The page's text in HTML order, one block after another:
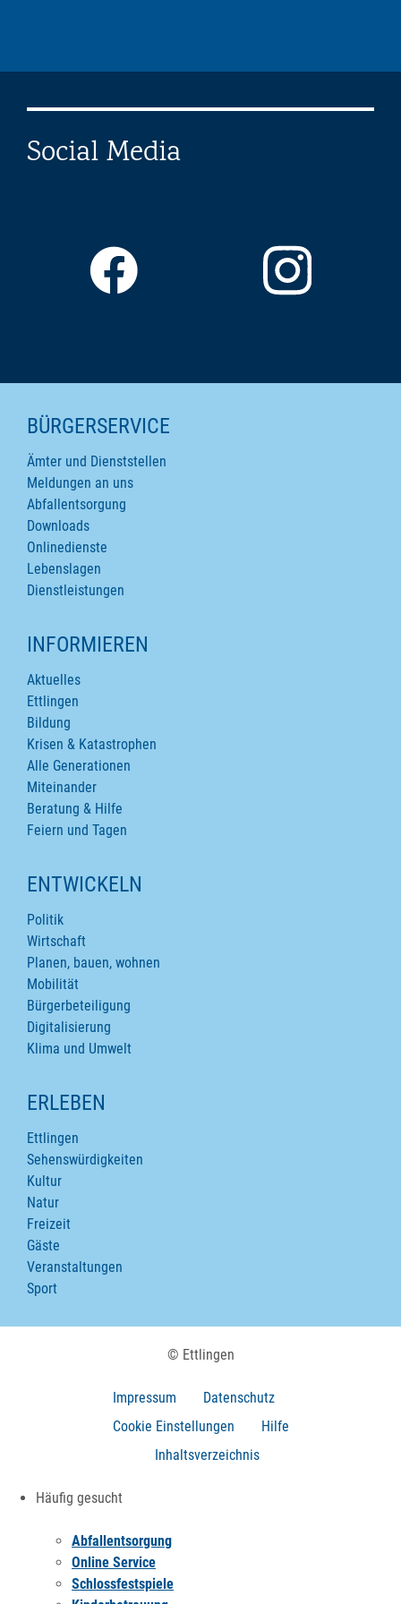
Social Media
SEITENINHALTE
BÜRGERSERVICE
Ämter und Dienststellen
Meldungen an uns
Abfallentsorgung
Downloads
Onlinedienste
Lebenslagen
Dienstleistungen
INFORMIEREN
Aktuelles
Ettlingen
Bildung
Krisen & Katastrophen
Alle Generationen
Miteinander
Beratung & Hilfe
Feiern und Tagen
ENTWICKELN
Politik
Wirtschaft
Planen, bauen, wohnen
Mobilität
Bürgerbeteiligung
Digitalisierung
Klima und Umwelt
ERLEBEN
Ettlingen
Sehenswürdigkeiten
Kultur
Natur
Freizeit
Gäste
Veranstaltungen
Sport
© Ettlingen
Impressum
Datenschutz
Cookie Einstellungen
Hilfe
Inhaltsverzeichnis
Häufig gesucht
Abfallentsorgung
Online Service
Schlossfestspiele